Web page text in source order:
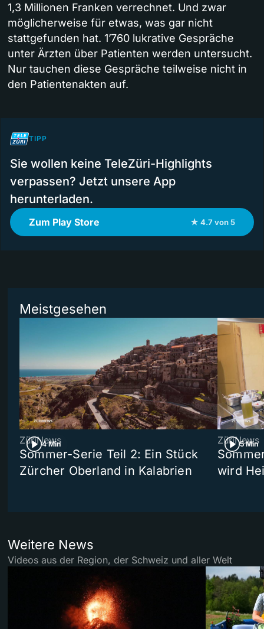
1,3 Millionen Franken verrechnet. Und zwar
möglicherweise für etwas, was gar nicht
stattgefunden hat. 1’760 lukrative Gespräche
unter Ärzten über Patienten werden untersucht.
Nur tauchen diese Gespräche teilweise nicht in
den Patientenakten auf.
TIPP
Sie wollen keine TeleZüri-Highlights
verpassen? Jetzt unsere App
herunterladen.
Zum Play Store ★ 4.7 von 5
Meistgesehen
4 Min
ZüriNews
Sommer-Serie Teil 2: Ein Stück
Zürcher Oberland in Kalabrien
5 Min
ZüriNews
wird
Weitere News
Videos aus der Region, der Schweiz und aller Welt